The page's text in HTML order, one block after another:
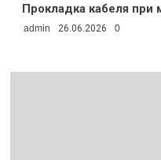
Прокладка кабеля
admin 26.06.2026 0